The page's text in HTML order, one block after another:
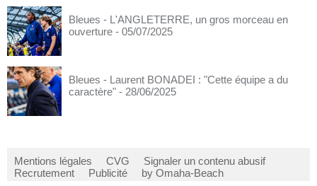
Bleues - L'ANGLETERRE, un gros morceau en
ouverture - 05/07/2025
Bleues - Laurent BONADEI : "Cette équipe a du
caractère" - 28/06/2025
Mentions légales CVG
Signaler un contenu abusif
Recrutement
Publicité by Omaha-Beach